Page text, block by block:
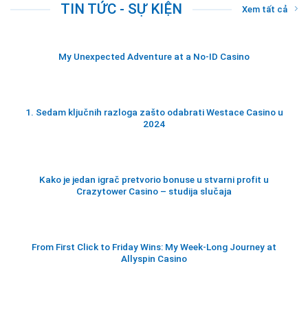
TIN TỨC - SỰ KIỆN Xem tất cả
My Unexpected Adventure at a No‑ID Casino
1. Sedam ključnih razloga zašto odabrati Westace Casino u
2024
Kako je jedan igrač pretvorio bonuse u stvarni profit u
Crazytower Casino – studija slučaja
From First Click to Friday Wins: My Week‑Long Journey at
Allyspin Casino